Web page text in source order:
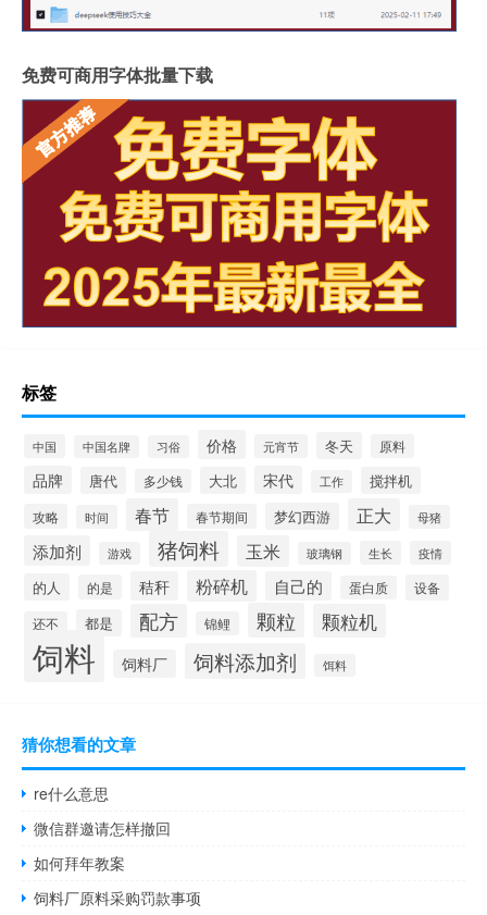
免费可商用字体批量下载
标签
中国 中国名牌 习俗 价格 元宵节 冬天 原料
品牌 唐代 多少钱 大北 宋代 工作 搅拌机
攻略 时间 春节 春节期间 梦幻西游 正大 母猪
添加剂 游戏 猪饲料 玉米 玻璃钢 生长 疫情
的人 的是 秸秆 粉碎机 自己的 蛋白质 设备
还不 都是 配方 锦鲤 颗粒 颗粒机
饲料 饲料厂 饲料添加剂 饵料
猜你想看的文章
re什么意思
微信群邀请怎样撤回
如何拜年教案
饲料厂原料采购罚款事项